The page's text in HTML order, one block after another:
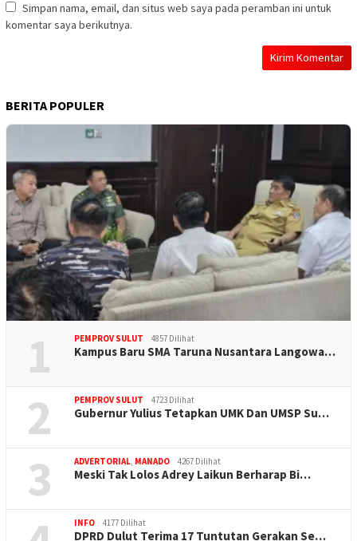
Simpan nama, email, dan situs web saya pada peramban ini untuk
komentar saya berikutnya.
BERITA POPULER
1 PEMPROV SULUT 4857 Dilihat
Kampus Baru SMA Taruna Nusantara Langowa…
2 PEMPROV SULUT 4723 Dilihat
Gubernur Yulius Tetapkan UMK Dan UMSP Su…
3 ADVERTORIAL, MANADO 4267 Dilihat
Meski Tak Lolos Adrey Laikun Berharap Bi…
INFO 4177 Dilihat
DPRD Dulut Terima 17 Tuntutan Gerakan Se…